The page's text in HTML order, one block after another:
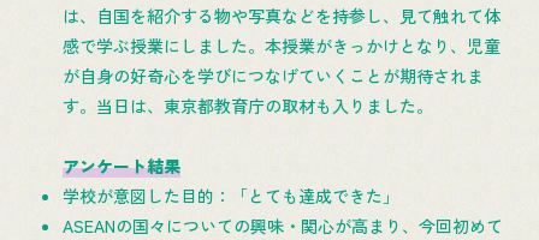
は、自国を紹介する物や写真などを持参し、見て触れて体
感で学ぶ授業にしました。本授業がきっかけとなり、児童
が自身の好奇心を学びにつなげていくことが期待されま
す。当日は、東京都教育庁の取材も入りました。
アンケート結果
学校が意図した目的：「とても達成できた」
ASEANの国々についての興味・関心が高まり、今回初めて